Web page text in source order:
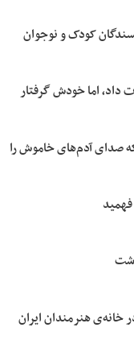
کودک و نوجوان
داد، اما خودش گرفتار
صدای آدم‌های خاموش را
خانه‌ی هنرمندان ایران